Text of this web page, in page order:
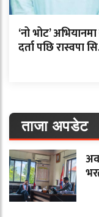
‘नो भोट’
दर्ता पछि रास्वपा
ताजा अपडेट